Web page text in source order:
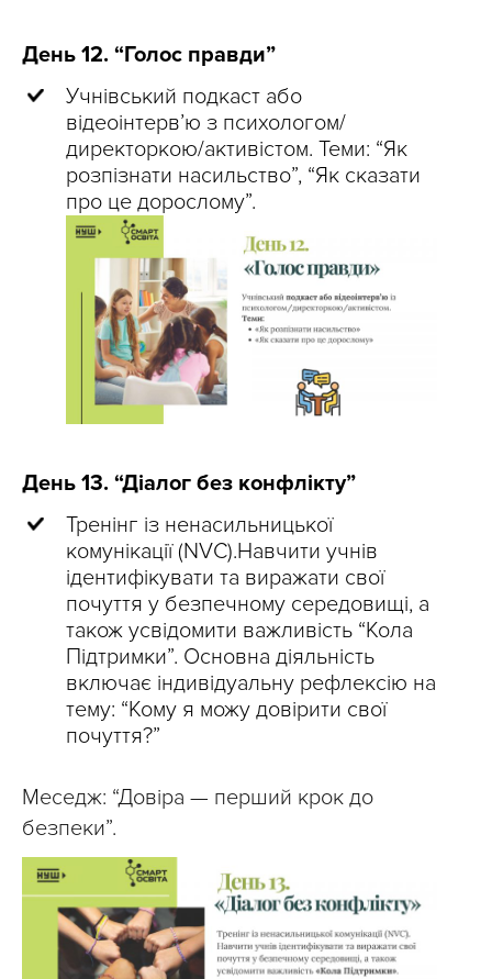
День 12. “Голос правди”
Учнівський подкаст або
відеоінтерв’ю з психологом/
директоркою/активістом. Теми: “Як
розпізнати насильство”, “Як сказати
про це дорослому”.
День 13. “Діалог без конфлікту”
Тренінг із ненасильницької
комунікації (NVC).Навчити учнів
ідентифікувати та виражати свої
почуття у безпечному середовищі, а
також усвідомити важливість “Кола
Підтримки”. Основна діяльність
включає індивідуальну рефлексію на
тему: “Кому я можу довірити свої
почуття?”
Меседж: “Довіра — перший крок до
безпеки”.